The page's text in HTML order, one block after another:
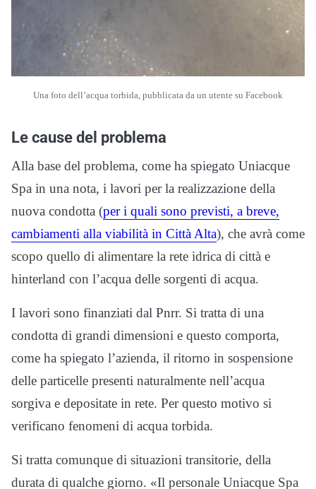
Una foto dell’acqua torbida, pubblicata da un utente su Facebook
Le cause del problema
Alla base del problema, come ha spiegato Uniacque
Spa in una nota, i lavori per la realizzazione della
nuova condotta (per i quali sono previsti, a breve,
cambiamenti alla viabilità in Città Alta), che avrà come
scopo quello di alimentare la rete idrica di città e
hinterland con l’acqua delle sorgenti di acqua.
I lavori sono finanziati dal Pnrr. Si tratta di una
condotta di grandi dimensioni e questo comporta,
come ha spiegato l’azienda, il ritorno in sospensione
delle particelle presenti naturalmente nell’acqua
sorgiva e depositate in rete. Per questo motivo si
verificano fenomeni di acqua torbida.
Si tratta comunque di situazioni transitorie, della
durata di qualche giorno. «Il personale Uniacque Spa